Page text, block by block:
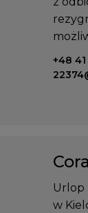
+48
Email
Urlop
w